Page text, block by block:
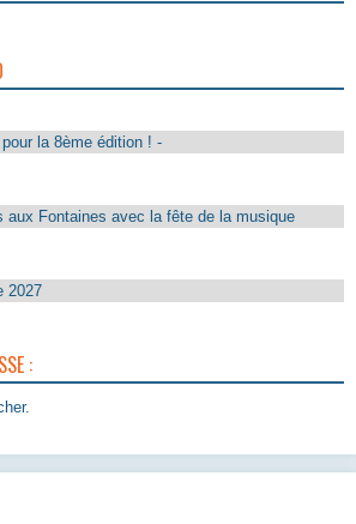
la 8ème édition ! -
aux Fontaines avec la fête de la musique
2027
: